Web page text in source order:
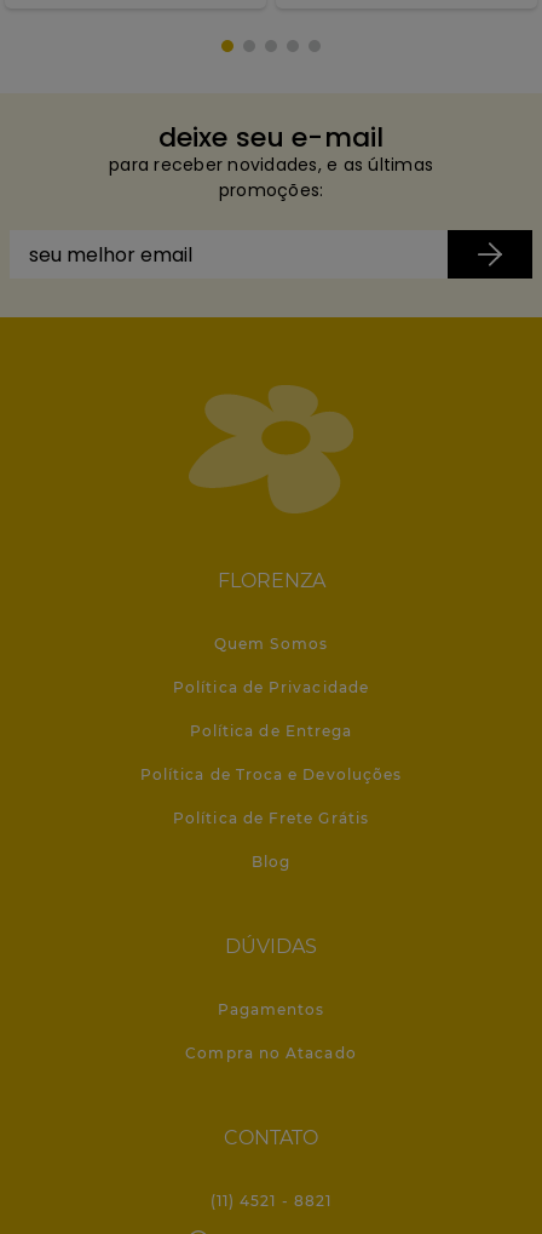
deixe seu e-mail
para receber novidades, e as últimas
promoções:
FLORENZA
Quem Somos
Política de Privacidade
Política de Entrega
Política de Troca e Devoluções
Política de Frete Grátis
Blog
DÚVIDAS
Pagamentos
Compra no Atacado
CONTATO
(11) 4521 - 8821